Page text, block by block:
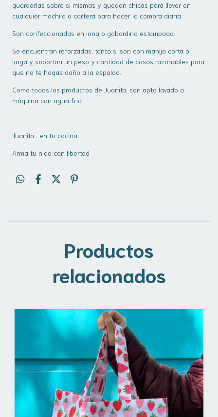
guardarlas sobre si mismas y quedan chicas para llevar en
cualquier mochila o cartera para hacer la compra diaria.
Son confeccionadas en lona o gabardina estampada
Se encuentran reforzadas, tanto si son con manija corta o
larga y soportan un peso y cantidad de cosas razonables para
que no te hagas daño a la espalda.
Como todos los productos de Juanita, son apto lavado a
máquina con agua fria.
Juanita -en tu cocina-
Arma tu nido con libertad
Productos
relacionados